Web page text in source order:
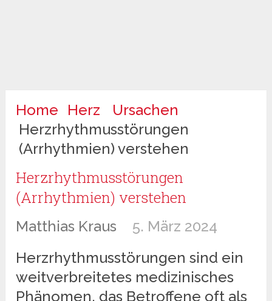
Home Herz
Ursachen
Herzrhythmusstörungen
(Arrhythmien) verstehen
Herzrhythmusstörungen
(Arrhythmien) verstehen
Matthias Kraus
5. März 2024
Herzrhythmusstörungen sind ein
weitverbreitetes medizinisches
Phänomen, das Betroffene oft als